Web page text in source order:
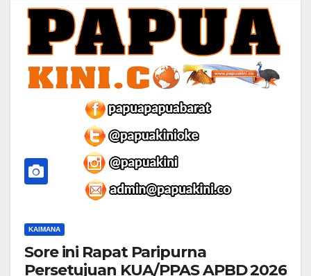
KAIMANA
Sore ini Rapat Paripurna
Persetujuan KUA/PPAS APBD 2026